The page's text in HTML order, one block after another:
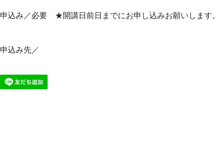
申込み／必要 ★開講日前日までにお申し込みお願いします。
申込み先／